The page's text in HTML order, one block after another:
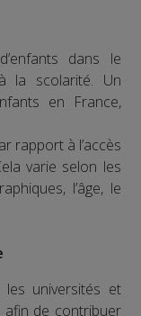
dans le
la scolarité. Un
en France,
rapport à l’accès
varie selon les
l’âge, le
les universités et
afin de contribuer